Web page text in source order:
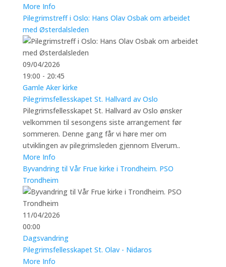
More Info
Pilegrimstreff i Oslo: Hans Olav Osbak om arbeidet
med Østerdalsleden
09/04/2026
19:00 - 20:45
Gamle Aker kirke
Pilegrimsfellesskapet St. Hallvard av Oslo
Pilegrimsfellesskapet St. Hallvard av Oslo ønsker
velkommen til sesongens siste arrangement før
sommeren. Denne gang får vi høre mer om
utviklingen av pilegrimsleden gjennom Elverum..
More Info
Byvandring til Vår Frue kirke i Trondheim. PSO
Trondheim
11/04/2026
00:00
Dagsvandring
Pilegrimsfellesskapet St. Olav - Nidaros
More Info